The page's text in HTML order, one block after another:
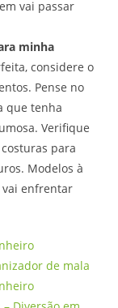
vai passar
minha
considere o
Pense no
que tenha
Verifique
para
Modelos à
vai enfrentar
de mala